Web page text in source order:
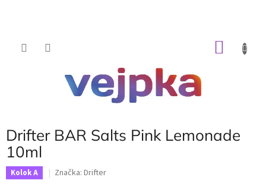
Drifter BAR Salts Pink Lemonade
10ml
Kolok A Značka: Drifter